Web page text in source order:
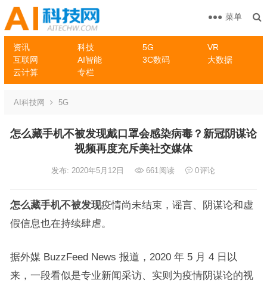
资讯 科技 5G
VR
互联网
AI智能 3C数码
大数据
云计算
专栏
菜单
AI科技网 5G
怎么藏手机不被发现戴口罩会感染病毒？新冠阴谋论
视频再度充斥美社交媒体
发布: 2020年5月12日 661阅读 0评论
怎么藏手机不被发现疫情尚未结束，谣言、阴谋论和虚
假信息也在持续肆虐。
据外媒 BuzzFeed News 报道，2020 年 5 月 4 日以
来，一段看似是专业新闻采访、实则为疫情阴谋论的视